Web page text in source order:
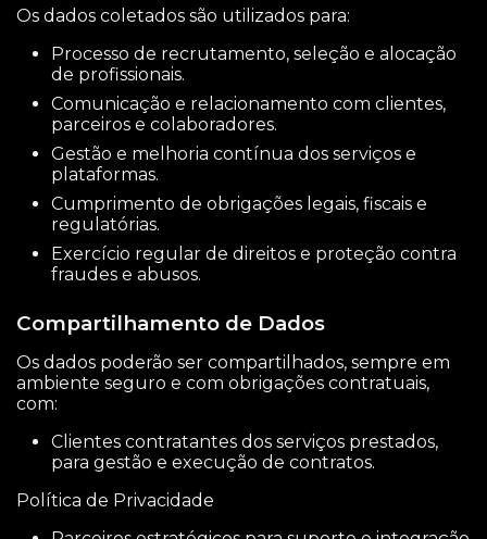
Os dados coletados são utilizados para:
Processo de recrutamento, seleção e alocação
de profissionais.
Comunicação e relacionamento com clientes,
parceiros e colaboradores.
Gestão e melhoria contínua dos serviços e
plataformas.
Cumprimento de obrigações legais, fiscais e
regulatórias.
Exercício regular de direitos e proteção contra
fraudes e abusos.
Compartilhamento de Dados
Os dados poderão ser compartilhados, sempre em
ambiente seguro e com obrigações contratuais,
com:
Clientes contratantes dos serviços prestados,
para gestão e execução de contratos.
Política de Privacidade